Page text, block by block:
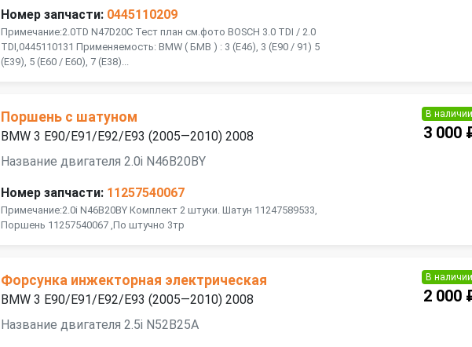
Номер запчасти: 0445110209
Примечание:2.0TD N47D20C Тест план см.фото BOSCH 3.0 TDI / 2.0
TDI,0445110131 Применяемость: BMW ( БМВ ) : 3 (E46), 3 (E90 / 91) 5
(E39), 5 (E60 / E60), 7 (E38)...
Поршень с шатуном
BMW 3 E90/E91/E92/E93 (2005—2010) 2008
Название двигателя 2.0i N46B20BY
Номер запчасти: 11257540067
Примечание:2.0i N46B20BY Комплект 2 штуки. Шатун 11247589533,
Поршень 11257540067 ,По штучно 3тр
В наличии
3 000
Форсунка инжекторная электрическая
BMW 3 E90/E91/E92/E93 (2005—2010) 2008
Название двигателя 2.5i N52B25A
В наличии
2 000